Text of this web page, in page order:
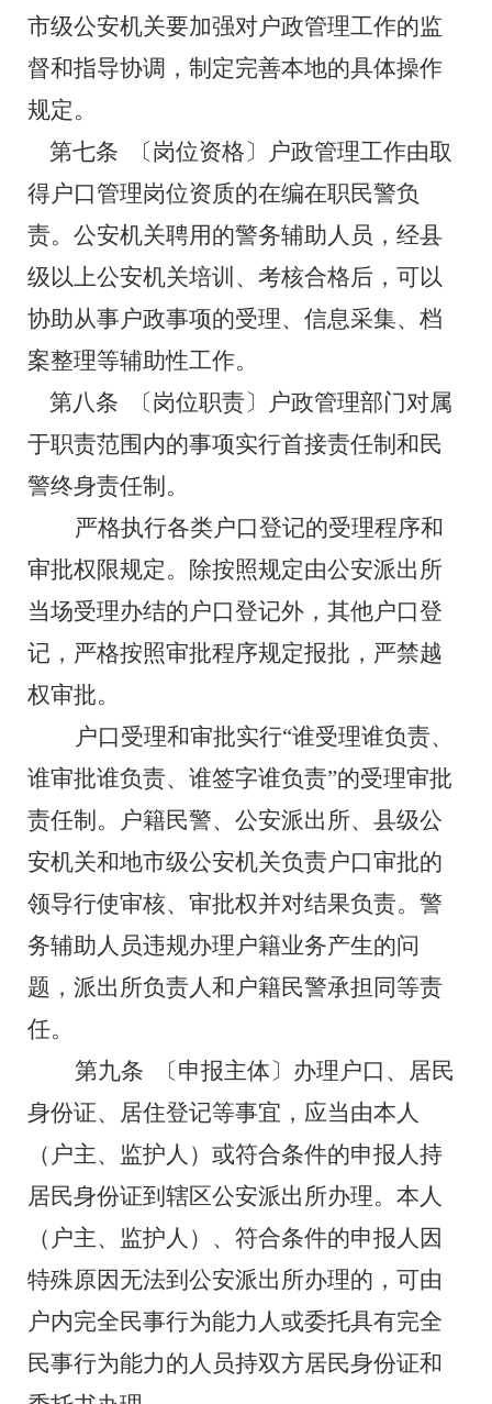
市级公安机关要加强对户政管理工作的监
督和指导协调，制定完善本地的具体操作
规定。
第七条
〔岗位资格〕户政管理工作由取
得户口管理岗位资质的在编在职民警负
责。公安机关聘用的警务辅助人员，经县
级以上公安机关培训、考核合格后，可以
协助从事户政事项的受理、信息采集、档
案整理等辅助性工作。
第八条
〔岗位职责〕户政管理部门对属
于职责范围内的事项实行首接责任制和民
警终身责任制。
严格执行各类户口登记的受理程序和
审批权限规定。除按照规定由公安派出所
当场受理办结的户口登记外，其他户口登
记，严格按照审批程序规定报批，严禁越
权审批。
户口受理和审批实行“谁受理谁负责、
谁审批谁负责、谁签字谁负责”的受理审批
责任制。户籍民警、公安派出所、县级公
安机关和地市级公安机关负责户口审批的
领导行使审核、审批权并对结果负责。警
务辅助人员违规办理户籍业务产生的问
题，派出所负责人和户籍民警承担同等责
任。
第九条
〔申报主体〕办理户口、居民
身份证、居住登记等事宜，应当由本人
（户主、监护人）或符合条件的申报人持
居民身份证到辖区公安派出所办理。本人
（户主、监护人）、符合条件的申报人因
特殊原因无法到公安派出所办理的，可由
户内完全民事行为能力人或委托具有完全
民事行为能力的人员持双方居民身份证和